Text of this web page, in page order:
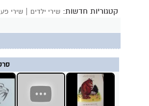
קטגוריות חדשות: שירי ילדים שירי